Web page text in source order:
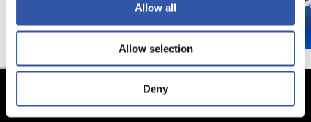
Allow all
Allow selection
Deny